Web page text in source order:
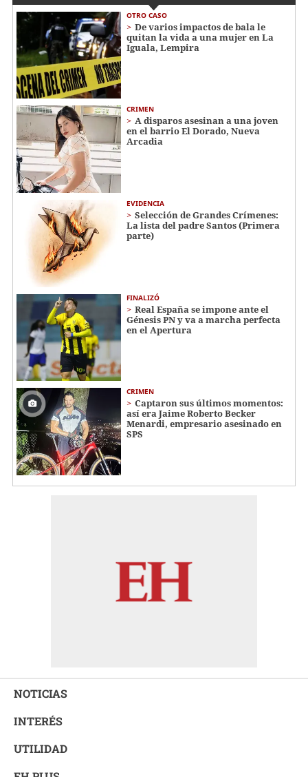
OTRO CASO
De varios impactos de bala le
quitan la vida a una mujer en La
Iguala, Lempira
CRIMEN
A disparos asesinan a una joven
en el barrio El Dorado, Nueva
Arcadia
EVIDENCIA
Selección de Grandes Crímenes:
La lista del padre Santos (Primera
parte)
FINALIZÓ
Real España se impone ante el
Génesis PN y va a marcha perfecta
en el Apertura
CRIMEN
Captaron sus últimos momentos:
así era Jaime Roberto Becker
Menardi​​​, empresario asesinado en
SPS
NOTICIAS
INTERÉS
UTILIDAD